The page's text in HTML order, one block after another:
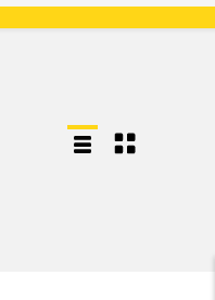
alimentaire